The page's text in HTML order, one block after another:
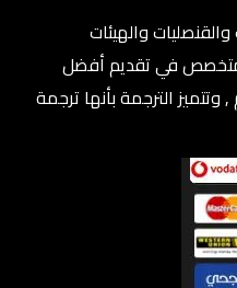
والهيئات
ومتخصص في تقديم أفضل
العالم , وتتميز الترجمة بأنها ترجمة